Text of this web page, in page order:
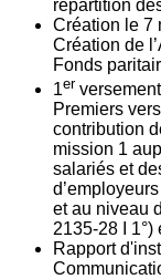
répartition
Création le 7
Création de
Fonds
1er
Premiers
contribution
mission 1
salariés et
et au niveau
2135‐28 I
Rapport